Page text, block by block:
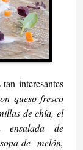
interesantes
queso fresco
de chía, el
ensalada de
de melón,